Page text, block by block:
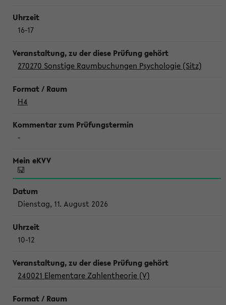
16-17
270270 Sonstige Raumbuchungen Psychologie (Sitz)
H4
-
Dienstag, 11. August 2026
10-12
240021 Elementare Zahlentheorie (V)